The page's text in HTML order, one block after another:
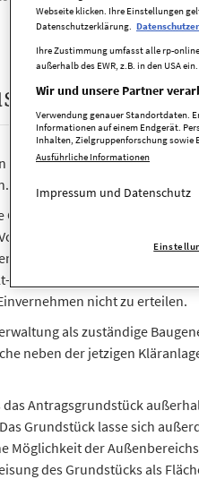
neben der
je vier Familien und ein
erhält Unterstützung vom
Schermbeck in der
eines Investors,
kann sich die
Mobilitätsausschusses,
nicht zu erteilen.
als zuständige
neben der jetzigen
Antragsgrundstück
Grundstück lasse sich
Möglichkeit der
des Grundstücks als
Webseite klicken. Ihre Einstellungen
Datenschutzerklärung.
Ihre Zustimmung umfasst alle rp-
außerhalb des EWR, z.B. in den USA ein.
Wir und unsere Partner
Verwendung genauer Standortdaten.
Informationen auf einem Endgerät.
Inhalten, Zielgruppenforschung sowie
Ausführliche Informationen
Impressum und Datenschutz